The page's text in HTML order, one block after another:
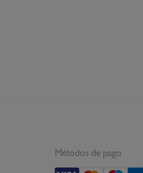
Métodos de pago